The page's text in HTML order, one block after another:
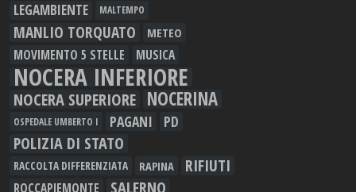
LEGAMBIENTE MALTEMPO
MANLIO TORQUATO METEO
MOVIMENTO 5 STELLE MUSICA
NOCERA INFERIORE
NOCERA SUPERIORE NOCERINA
OSPEDALE UMBERTO I PAGANI PD
POLIZIA DI STATO
RACCOLTA DIFFERENZIATA RAPINA RIFIUTI
ROCCAPIEMONTE